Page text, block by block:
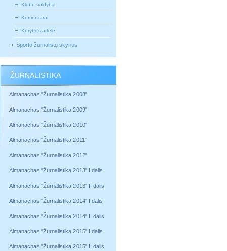
Klubo valdyba
Komentarai
Kūrybos artelė
Sporto žurnalistų skyrius
ŽURNALISTIKA
Almanachas "Žurnalistika 2008"
Almanachas "Žurnalistika 2009"
Almanachas "Žurnalistika 2010"
Almanachas "Žurnalistika 2011"
Almanachas "Žurnalistika 2012"
Almanachas "Žurnalistika 2013" I dalis
Almanachas "Žurnalistika 2013" II dalis
Almanachas "Žurnalistika 2014" I dalis
Almanachas "Žurnalistika 2014" II dalis
Almanachas "Žurnalistika 2015" I dalis
Almanachas "Žurnalistika 2015" II dalis